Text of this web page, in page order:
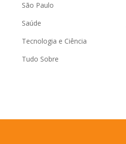
São Paulo
Saúde
Tecnologia e Ciência
Tudo Sobre